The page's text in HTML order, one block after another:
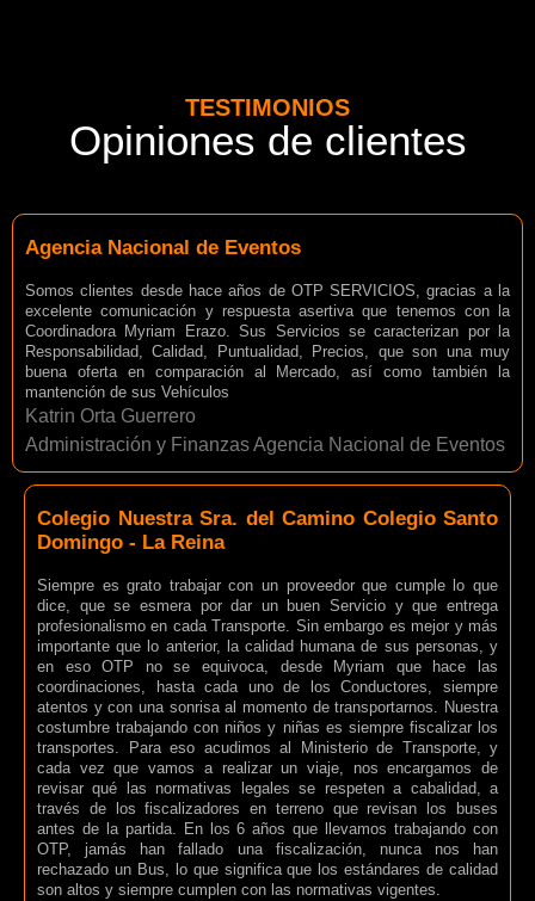
TESTIMONIOS
Opiniones de clientes
Agencia Nacional de Eventos
Somos clientes desde hace años de OTP SERVICIOS, gracias a la
excelente comunicación y respuesta asertiva que tenemos con la
Coordinadora Myriam Erazo. Sus Servicios se caracterizan por la
Responsabilidad, Calidad, Puntualidad, Precios, que son una muy
buena oferta en comparación al Mercado, así como también la
mantención de sus Vehículos
Katrin Orta Guerrero
Administración y Finanzas Agencia Nacional de Eventos
Colegio Nuestra Sra. del Camino Colegio Santo
Domingo - La Reina
Siempre es grato trabajar con un proveedor que cumple lo que
dice, que se esmera por dar un buen Servicio y que entrega
profesionalismo en cada Transporte. Sin embargo es mejor y más
importante que lo anterior, la calidad humana de sus personas, y
en eso OTP no se equivoca, desde Myriam que hace las
coordinaciones, hasta cada uno de los Conductores, siempre
atentos y con una sonrisa al momento de transportarnos. Nuestra
costumbre trabajando con niños y niñas es siempre fiscalizar los
transportes. Para eso acudimos al Ministerio de Transporte, y
cada vez que vamos a realizar un viaje, nos encargamos de
revisar qué las normativas legales se respeten a cabalidad, a
través de los fiscalizadores en terreno que revisan los buses
antes de la partida. En los 6 años que llevamos trabajando con
OTP, jamás han fallado una fiscalización, nunca nos han
rechazado un Bus, lo que significa que los estándares de calidad
son altos y siempre cumplen con las normativas vigentes.